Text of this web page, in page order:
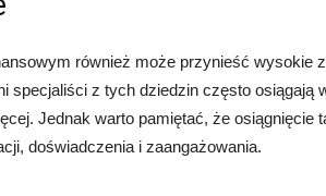
również może przynieść wysokie
specjaliści z tych dziedzin często osiągają
Jednak warto pamiętać, że osiągnięcie
doświadczenia i zaangażowania.